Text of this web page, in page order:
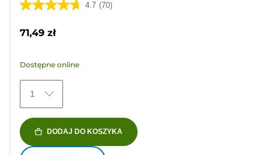
4.7 (70)
4.7
70
Recenzji
71,49 zł
Dostępne online
1
DODAJ DO KOSZYKA